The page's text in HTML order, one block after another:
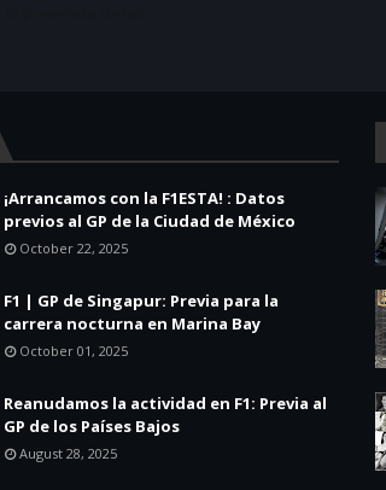
¡Arrancamos con la F1ESTA! : Datos
previos al GP de la Ciudad de México
October 22, 2025
F1 | GP de Singapur: Previa para la
carrera nocturna en Marina Bay
October 01, 2025
Reanudamos la actividad en F1: Previa al
GP de los Países Bajos
August 28, 2025